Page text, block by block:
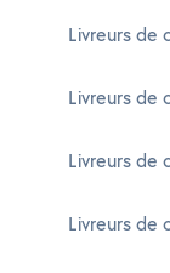
Livreurs de
Livreurs de
Livreurs de
Livreurs de